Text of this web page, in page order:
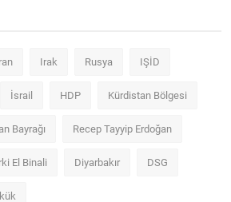
Irak Rusya IŞİD
İsrail HDP Kürdistan Bölgesi
Bayrağı Recep Tayyip Erdoğan
El Binali Diyarbakır DSG